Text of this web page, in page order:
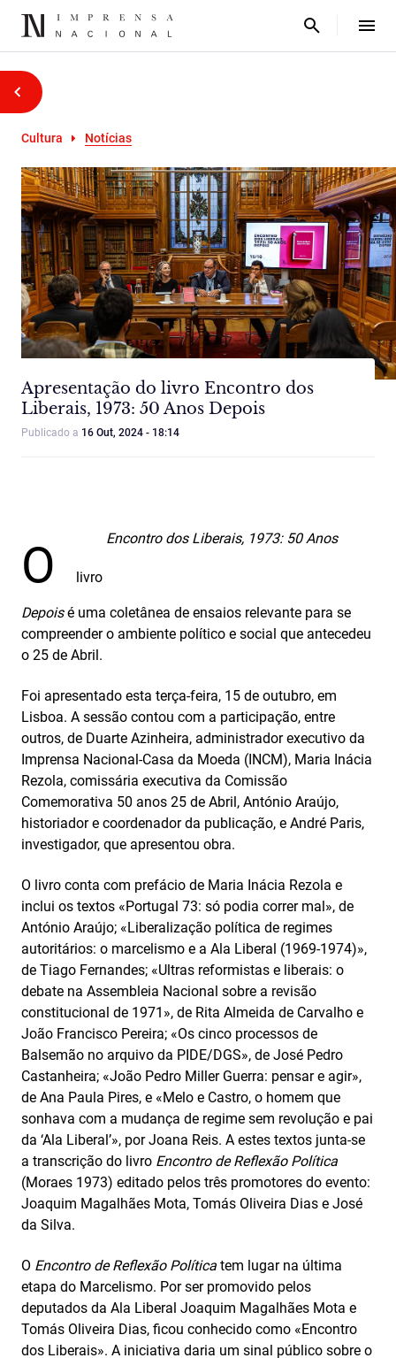
Cultura Notícias
Apresentação do livro Encontro dos
Liberais, 1973: 50 Anos Depois
Publicado a 16 Out, 2024 - 18:14
O livro
Encontro dos Liberais, 1973: 50 Anos
Depoisé uma coletânea de ensaios relevante para se
compreender o ambiente político e social que antecedeu
o 25 de Abril.
Foi apresentado esta terça-feira, 15 de outubro, em
Lisboa. A sessão contou com a participação, entre
outros, de Duarte Azinheira, administrador executivo da
Imprensa Nacional-Casa da Moeda (INCM), Maria Inácia
Rezola, comissária executiva da Comissão
Comemorativa 50 anos 25 de Abril, António Araújo,
historiador e coordenador da publicação, e André Paris,
investigador, que apresentou obra.
O livro conta com prefácio de Maria Inácia Rezola e
inclui os textos «Portugal 73: só podia correr mal», de
António Araújo; «Liberalização política de regimes
autoritários: o marcelismo e a Ala Liberal (1969-1974)»,
de Tiago Fernandes; «Ultras reformistas e liberais: o
debate na Assembleia Nacional sobre a revisão
constitucional de 1971», de Rita Almeida de Carvalho e
João Francisco Pereira; «Os cinco processos de
Balsemão no arquivo da PIDE/DGS», de José Pedro
Castanheira; «João Pedro Miller Guerra: pensar e agir»,
de Ana Paula Pires, e «Melo e Castro, o homem que
sonhava com a mudança de regime sem revolução e pai
da ‘Ala Liberal’», por Joana Reis. A estes textos junta-se
a transcrição do livro Encontro de Reflexão Política
(Moraes 1973) editado pelos três promotores do evento:
Joaquim Magalhães Mota, Tomás Oliveira Dias e José
da Silva.
O Encontro de Reflexão Política tem lugar na última
etapa do Marcelismo. Por ser promovido pelos
deputados da Ala Liberal Joaquim Magalhães Mota e
Tomás Oliveira Dias, ficou conhecido como «Encontro
dos Liberais». A iniciativa daria um sinal público sobre o